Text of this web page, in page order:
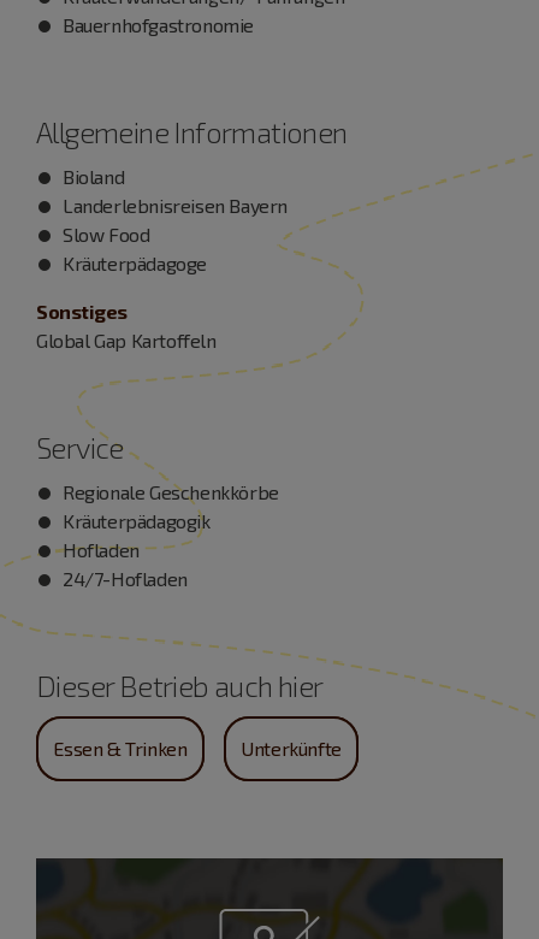
Bauernhofgastronomie
Allgemeine Informationen
Bioland
Landerlebnisreisen Bayern
Slow Food
Kräuterpädagoge
Sonstiges
Global Gap Kartoffeln
Service
Regionale Geschenkkörbe
Kräuterpädagogik
Hofladen
24/7-Hofladen
Dieser Betrieb auch hier
Essen & Trinken Unterkünfte